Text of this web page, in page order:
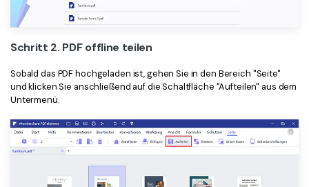
Schritt 2. PDF offline teilen
Sobald das PDF hochgeladen ist, gehen Sie in den Bereich "Seite"
und klicken Sie anschließend auf die Schaltfläche "Aufteilen" aus dem
Untermenü.